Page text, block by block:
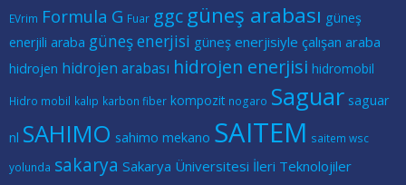
EVrim Formula G Fuar ggc güneş arabası güneş
enerjili araba güneş enerjisi güneş enerjisiyle çalışan araba
hidrojen hidrojen arabası hidrojen enerjisi hidromobil
Hidro mobil kalıp karbon fiber kompozit nogaro Saguar saguar
nl SAHIMO sahimo mekano SAITEM saitem wsc
yolunda sakarya Sakarya Üniversitesi İleri Teknolojiler